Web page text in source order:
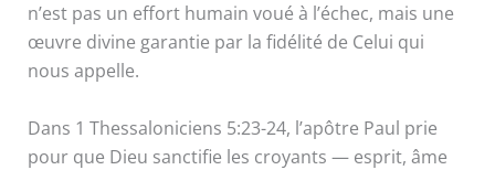
n’est pas un effort humain voué à l’échec, mais une
œuvre divine garantie par la fidélité de Celui qui
nous appelle.
Dans 1 Thessaloniciens 5:23-24, l’apôtre Paul prie
pour que Dieu sanctifie les croyants — esprit, âme